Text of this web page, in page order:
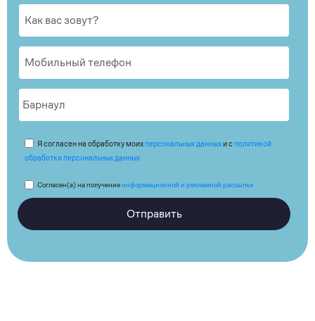
Я согласен на обработку моих персональных данныхи с политикой
обработки персональных данных
Согласен(а) на получениеинформационной и рекламной рассылки
Отправить